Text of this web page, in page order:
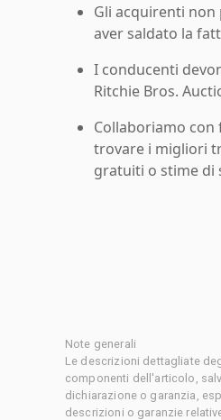
Gli acquirenti
aver saldato la
I conducenti
Ritchie Bros.
Collaboriamo
trovare i migliori
gratuiti o stime di
Note generali
Le descrizioni dettagliate
componenti dell'articolo,
dichiarazione o garanzia,
descrizioni o garanzie